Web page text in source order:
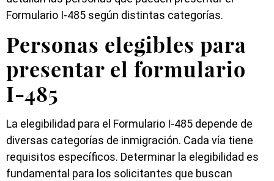
Formulario I-485 según distintas categorías.
Personas elegibles para
presentar el formulario
I-485
La elegibilidad para el Formulario I-485 depende de
diversas categorías de inmigración. Cada vía tiene
requisitos específicos. Determinar la elegibilidad es
fundamental para los solicitantes que buscan